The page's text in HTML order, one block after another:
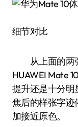
细节对比
从上面的两张
HUAWEI Mate
提升还是十分明
焦后的样张字迹
加接近原色。